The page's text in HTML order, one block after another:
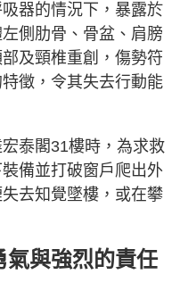
器的情況下，暴露於
側肋骨、骨盆、肩膀
及頸椎重創，傷勢符
徵，令其失去行動能
泰閣31樓時，為求救
備並打破窗戶爬出外
去知覺墜樓，或在攀
氣與強烈的責任